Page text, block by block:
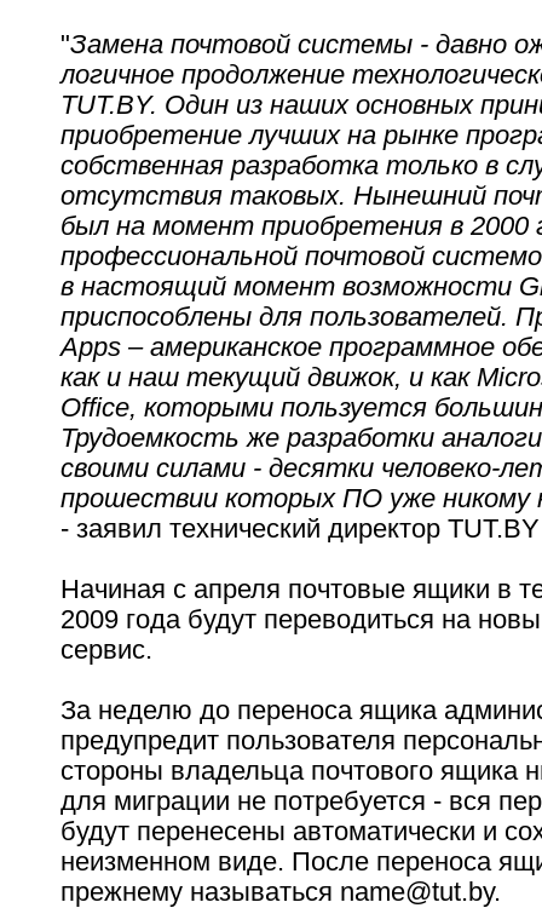
"Замена почтовой системы - давно
логичное продолжение
TUT.BY. Один из наших основных
приобретение лучших на рынке
собственная разработка только в
отсутствия таковых. Нынешний
был на момент приобретения в 2000
профессиональной почтовой
в настоящий момент возможности
приспособлены для пользователей.
Apps – американское программное
как и наш текущий движок, и как
Office, которыми пользуется
Трудоемкость же разработки
своими силами - десятки человеко-
прошествии которых ПО уже никому
- заявил технический директор
Начиная с апреля почтовые ящики в
2009 года будут переводиться на
сервис.
За неделю до переноса ящика
предупредит пользователя
стороны владельца почтового ящика
для миграции не потребуется - вся
будут перенесены автоматически и
неизменном виде. После переноса
прежнему называться name@tut.by.